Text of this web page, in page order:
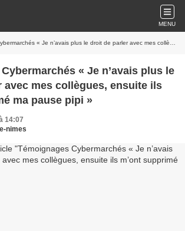
MENU
« Je n’avais plus le droit de parler avec mes collègues, ensuite ils m’ont supprimé ma pause pipi »
« Je n’avais plus le
avec mes collègues, ensuite ils
ma pause pipi »
14:07
nimes